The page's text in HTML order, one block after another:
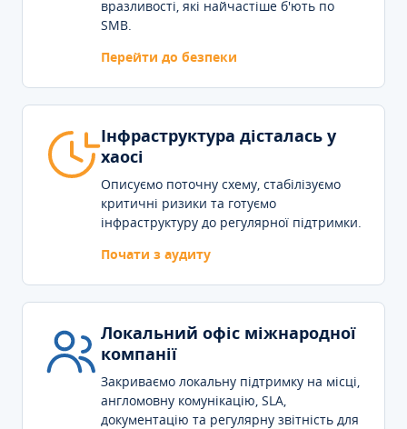
вразливості, які найчастіше б'ють по
SMB.
Перейти до безпеки
Інфраструктура дісталась у
хаосі
Описуємо поточну схему, стабілізуємо
критичні ризики та готуємо
інфраструктуру до регулярної підтримки.
Почати з аудиту
Локальний офіс міжнародної
компанії
Закриваємо локальну підтримку на місці,
англомовну комунікацію, SLA,
документацію та регулярну звітність для